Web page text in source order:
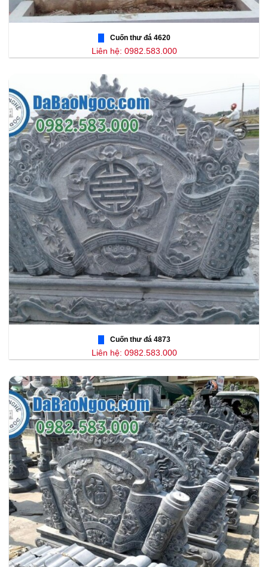
Cuốn thư đá 4620
Liên hệ: 0982.583.000
Cuốn thư đá 4873
Liên hệ: 0982.583.000